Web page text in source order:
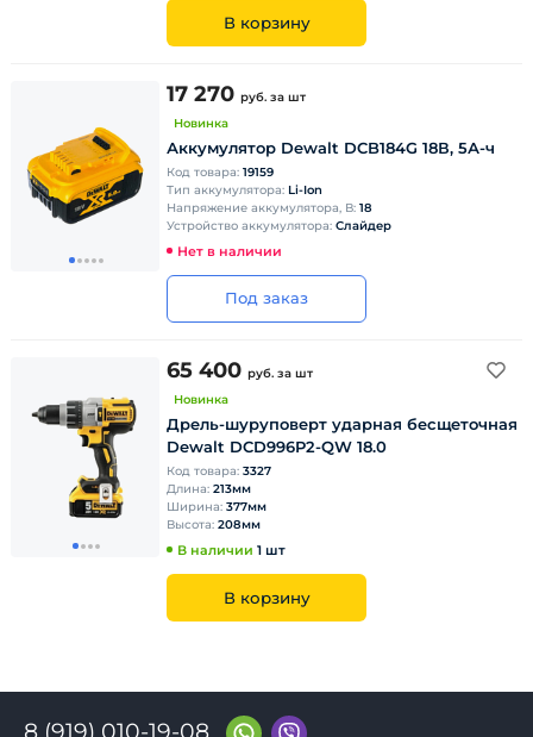
В корзину
17 270 руб. за шт
Новинка
Аккумулятор Dewalt DCB184G 18В, 5А-ч
Код товара: 19159
Тип аккумулятора: Li-Ion
Напряжение аккумулятора, В: 18
Устройство аккумулятора: Слайдер
Нет в наличии
Под заказ
65 400 руб. за шт
Новинка
Дрель-шуруповерт ударная бесщеточная
Dewalt DCD996P2-QW 18.0
Код товара: 3327
Длина: 213мм
Ширина: 377мм
Высота: 208мм
В наличии 1 шт
В корзину